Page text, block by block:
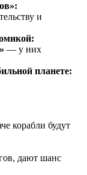
и
— у них
планете:
корабли будут
дают шанс